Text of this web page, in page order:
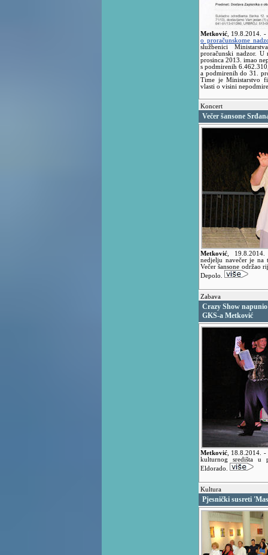
Metković 19.8.2014. -
o proračunskome
službenici
proračunski nadzor.
prosinca 2013. imao
s podmirenih
a podmirenih do 31.
Time je Ministarstvo
vlasti o visini
Koncert
Večer šansone
Metković
nedjelju navečer je na
Večer šansone održao
Depolo.
Zabava
Crazy Show
GKS-a Metković
Metković 18.8.2014. -
kulturnog središta u
Eldorado.
Kultura
Pjesnički susreti